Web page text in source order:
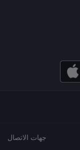
جهات الاتصال